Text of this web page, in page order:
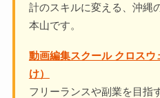
計のスキルに変える、沖縄
本山です。
動画編集スクール クロスウ
け）
フリーランスや副業を目指